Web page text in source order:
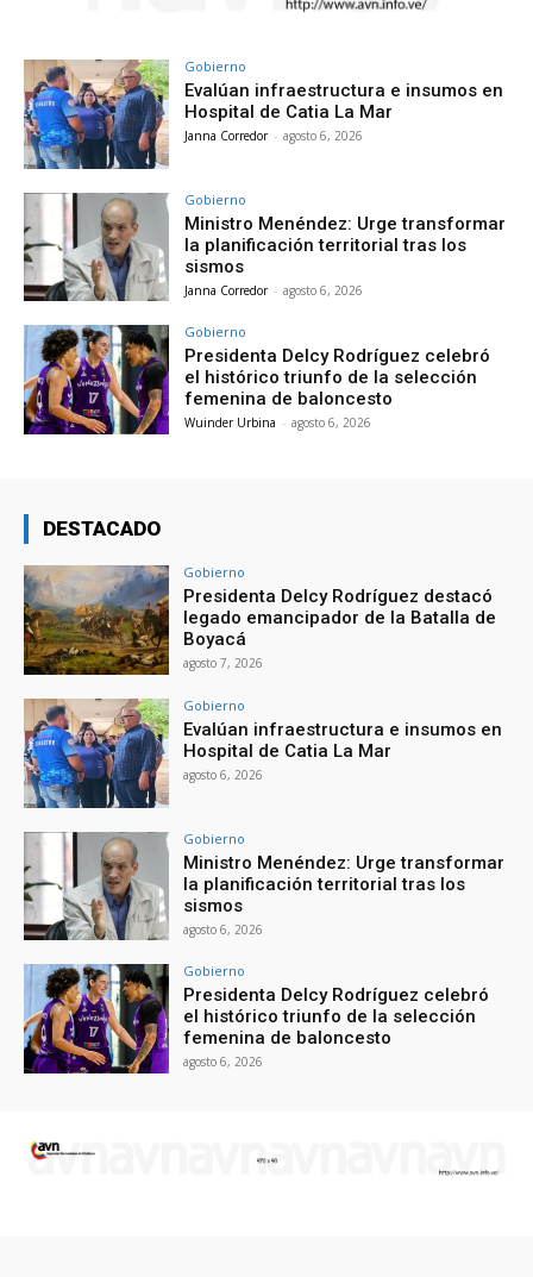
Gobierno
Evalúan infraestructura e insumos en
Hospital de Catia La Mar
Janna Corredor - agosto 6, 2026
Gobierno
Ministro Menéndez: Urge transformar
la planificación territorial tras los
sismos
Janna Corredor - agosto 6, 2026
Gobierno
Presidenta Delcy Rodríguez celebró
el histórico triunfo de la selección
femenina de baloncesto
Wuinder Urbina - agosto 6, 2026
DESTACADO
Gobierno
Presidenta Delcy Rodríguez destacó
legado emancipador de la Batalla de
Boyacá
agosto 7, 2026
Gobierno
Evalúan infraestructura e insumos en
Hospital de Catia La Mar
agosto 6, 2026
Gobierno
Ministro Menéndez: Urge transformar
la planificación territorial tras los
sismos
agosto 6, 2026
Gobierno
Presidenta Delcy Rodríguez celebró
el histórico triunfo de la selección
femenina de baloncesto
agosto 6, 2026